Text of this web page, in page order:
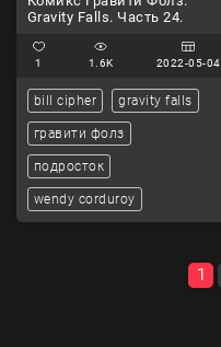
Gravity Falls. Часть 24.
1 1.6K 2022-05-04
bill cipher gravity falls
гравити фолз
подросток
wendy corduroy
1